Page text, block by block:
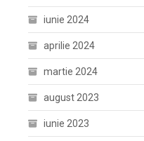
iunie 2024
aprilie 2024
martie 2024
august 2023
iunie 2023